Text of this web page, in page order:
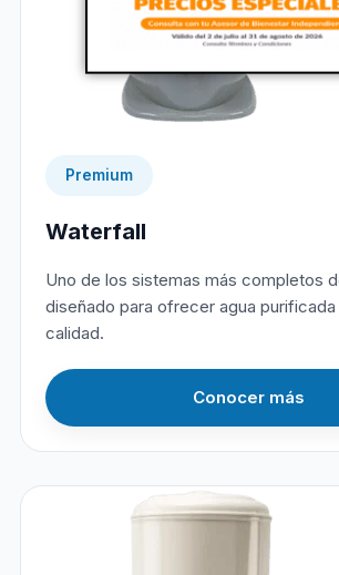
Premium
Waterfall
Uno de los sistemas más completos
diseñado para ofrecer agua purificada
calidad.
Conocer más